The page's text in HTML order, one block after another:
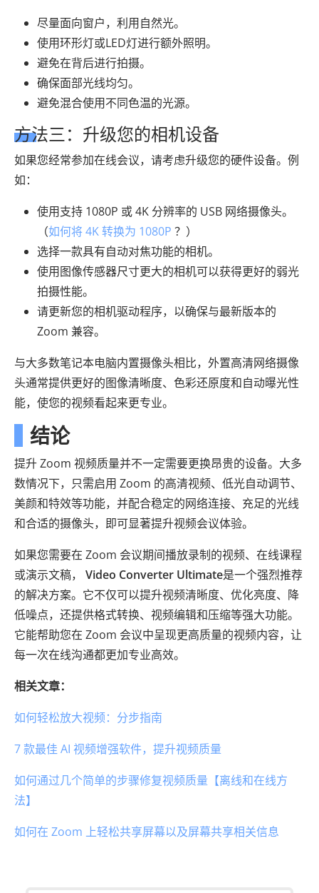
尽量面向窗户，利用自然光。
使用环形灯或LED灯进行额外照明。
避免在背后进行拍摄。
确保面部光线均匀。
避免混合使用不同色温的光源。
方法三：升级您的相机设备
如果您经常参加在线会议，请考虑升级您的硬件设备。例
如：
使用支持 1080P 或 4K 分辨率的 USB 网络摄像头。
（如何将 4K 转换为 1080P ？）
选择一款具有自动对焦功能的相机。
使用图像传感器尺寸更大的相机可以获得更好的弱光
拍摄性能。
请更新您的相机驱动程序，以确保与最新版本的
Zoom 兼容。
与大多数笔记本电脑内置摄像头相比，外置高清网络摄像
头通常提供更好的图像清晰度、色彩还原度和自动曝光性
能，使您的视频看起来更专业。
结论
提升 Zoom 视频质量并不一定需要更换昂贵的设备。大多
数情况下，只需启用 Zoom 的高清视频、低光自动调节、
美颜和特效等功能，并配合稳定的网络连接、充足的光线
和合适的摄像头，即可显著提升视频会议体验。
如果您需要在 Zoom 会议期间播放录制的视频、在线课程
或演示文稿， Video Converter Ultimate是一个强烈推荐
的解决方案。它不仅可以提升视频清晰度、优化亮度、降
低噪点，还提供格式转换、视频编辑和压缩等强大功能。
它能帮助您在 Zoom 会议中呈现更高质量的视频内容，让
每一次在线沟通都更加专业高效。
相关文章：
如何轻松放大视频：分步指南
7 款最佳 AI 视频增强软件，提升视频质量
如何通过几个简单的步骤修复视频质量【离线和在线方
法】
如何在 Zoom 上轻松共享屏幕以及屏幕共享相关信息